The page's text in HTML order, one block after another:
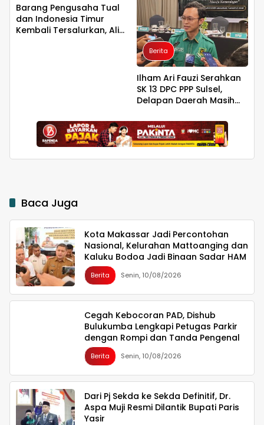
Barang Pengusaha Tual
dan Indonesia Timur
Kembali Tersalurkan, Ali
Berita
Ilham Ari Fauzi Serahkan
SK 13 DPC PPP Sulsel,
Delapan Daerah Masih
Baca Juga
Kota Makassar Jadi Percontohan
Nasional, Kelurahan Mattoanging dan
Kaluku Bodoa Jadi Binaan Sadar HAM
Berita Senin, 10/08/2026
Cegah Kebocoran PAD, Dishub
Bulukumba Lengkapi Petugas Parkir
dengan Rompi dan Tanda Pengenal
Berita Senin, 10/08/2026
Dari Pj Sekda ke Sekda Definitif, Dr.
Aspa Muji Resmi Dilantik Bupati Paris
Yasir